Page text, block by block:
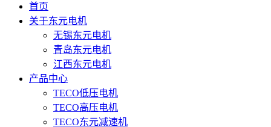
首页
关于东元电机
无锡东元电机
青岛东元电机
江西东元电机
产品中心
TECO低压电机
TECO高压电机
TECO东元减速机